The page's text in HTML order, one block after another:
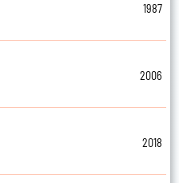
1987
2006
2018